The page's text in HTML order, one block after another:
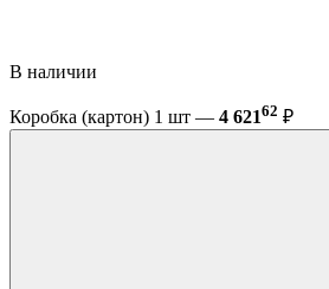
В наличии
Коробка (картон) 1 шт — 4 62162 ₽